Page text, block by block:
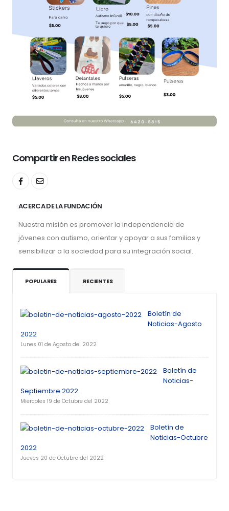
Compartir en Redes sociales
ACERCA DE LA FUNDACIÓN
Nuestra misión es promover la independencia de
jóvenes con autismo, orientar y apoyar a sus familias y
sensibilizar a la sociedad para su integración social.
POPULARES RECIENTES
Boletín de
Noticias-Agosto
2022
Lunes 01 de Agosto del 2022
Boletín de
Noticias-
Septiembre 2022
Miercoles 19 de Octubre del 2022
Boletín de
Noticias-Octubre
2022
Jueves 20 de Octubre del 2022